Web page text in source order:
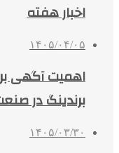
اخبار هفته
۱۴۰۵/۰۴/۰۵
اهمیت آگهی
برندینگ در
۱۴۰۵/۰۳/۳۰